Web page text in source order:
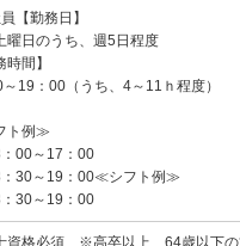
【勤務日】
曜日のうち、週5日程度
時間】
19：00（うち、4～11ｈ程度）
ト例≫
00～17：00
30～19：00≪シフト例≫
30～19：00
資格必須 ※高卒以上、64歳以下の